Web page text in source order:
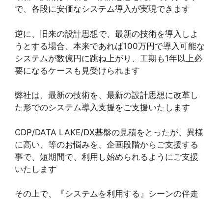
で、各段に安価なシステム導入が実現できます
逆に、旧来の設計思想で、最新の技術を導入しよ
うとする場合、本来であれば100万円で導入可能な
システムが数億円に跳ね上がり、工期も1年以上必
要になるケースも見受けられます
弊社は、最新の技術を、最新の設計思想に改革し
た形でのシステム導入支援をご支援いたします
CDP/DATA LAKE/DX基盤の見積をとったが、異様
に高い、等のお悩みを、企画段階からご支援する
事で、短期間で、利用し始められるようにご支援
いたします
その上で、『システムを利用する』シーンの伴走